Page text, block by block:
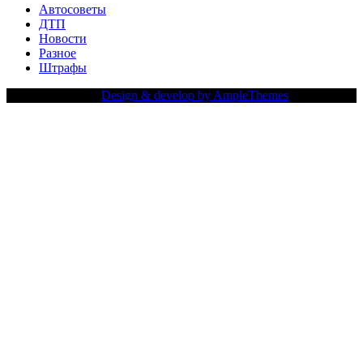
Автосоветы
ДТП
Новости
Разное
Штрафы
Design & develop by AmpleThemes